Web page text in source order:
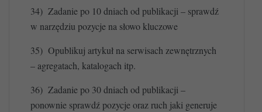
34) Zadanie po 10 dniach od publikacji – sprawdź
w narzędziu pozycje na słowo kluczowe
35) Opublikuj artykuł na serwisach zewnętrznych
– agregatach, katalogach itp.
36) Zadanie po 30 dniach od publikacji –
ponownie sprawdź pozycje oraz ruch jaki generuje